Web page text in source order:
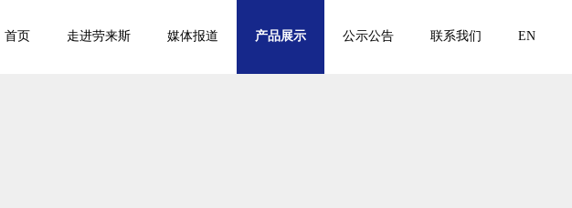
首页 走进劳来斯 媒体报道 产品展示 公示公告 联系我们 EN